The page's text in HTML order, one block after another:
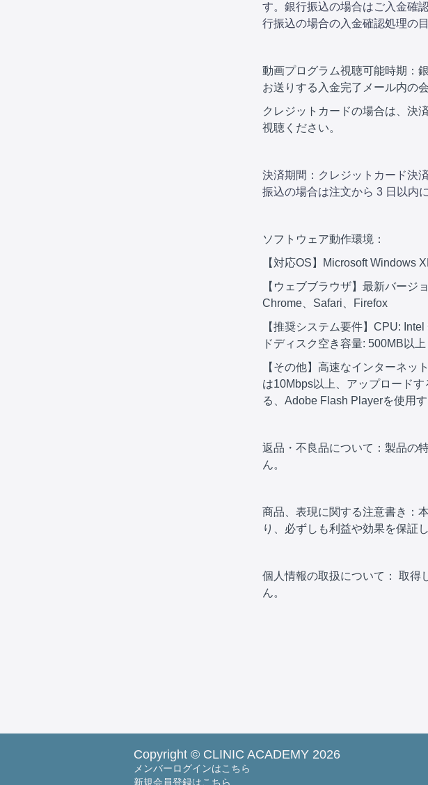
す。銀行振込の場合はご入金確
行振込の場合の入金確認処理の
動画プログラム視聴可能時期：
お送りする入金完了メール内の
クレジットカードの場合は、決
視聴ください。
決済期間：クレジットカード決
振込の場合は注文から 3 日以内
ソフトウェア動作環境：
【対応OS】Microsoft Windows
【ウェブブラウザ】最新バージ
Chrome、Safari、Firefox
【推奨システム要件】CPU:
ドディスク空き容量: 500MB以上
【その他】高速なインターネッ
は10Mbps以上、アップロード
る、Adobe Flash Playerを使用
返品・不良品について：製品の
ん。
商品、表現に関する注意書き：
り、必ずしも利益や効果を保証
個人情報の取扱について： 取得
ん。
Copyright © CLINIC ACADEMY 2026
メンバーログインはこちら
新規会員登録はこちら